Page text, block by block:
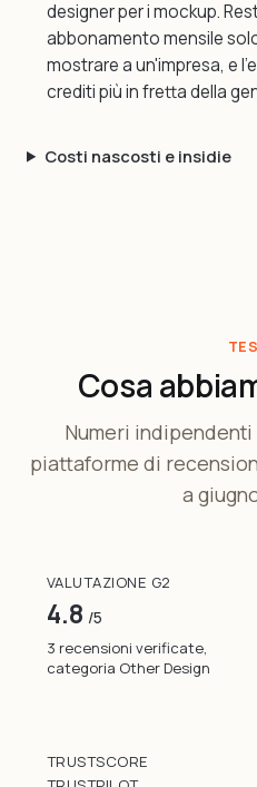
designer per i mockup.
abbonamento mensile
mostrare a un'impresa, e
crediti più in fretta della
Costi nascosti e insidie
Cosa
Numeri
piattaforme di
a
VALUTAZIONE G2
4.8 /5
3 recensioni verificate,
categoria Other Design
TRUSTSCORE